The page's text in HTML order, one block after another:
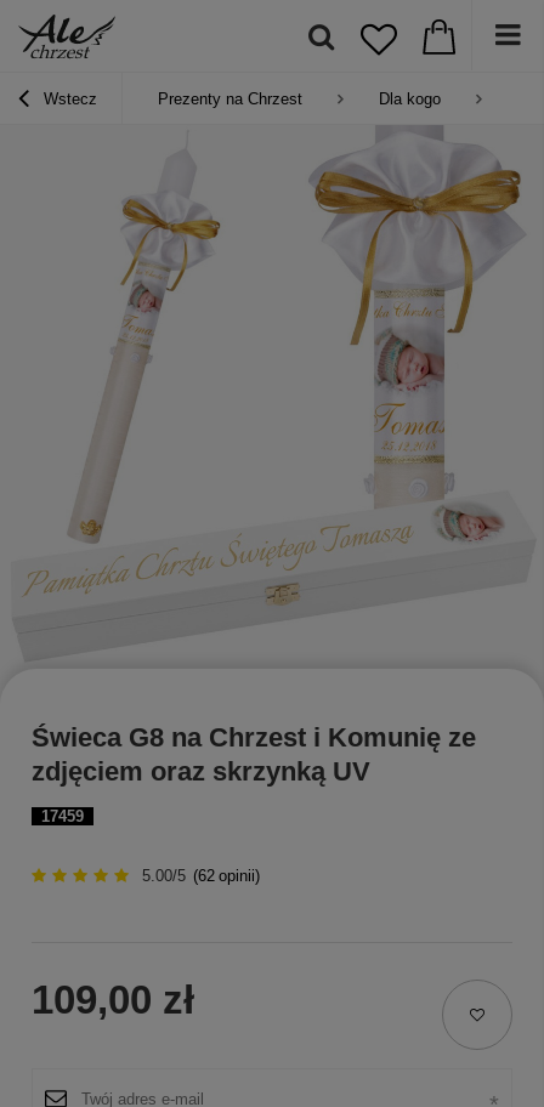
Wstecz Prezenty na Chrzest Dla kogo
17459
Świeca G8 na Chrzest i Komunię ze
zdjęciem oraz skrzynką UV
5.00/5 (62 opinii)
109,00 zł